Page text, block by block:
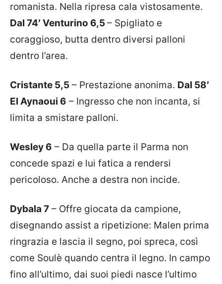
romanista. Nella ripresa cala vistosamente.
Dal 74′ Venturino 6,5– Spigliato e
coraggioso, butta dentro diversi palloni
dentro l’area.
Cristante 5,5 – Prestazione anonima. Dal 58′
El Aynaoui 6 – Ingresso che non incanta, si
limita a smistare palloni.
Wesley 6 – Da quella parte il Parma non
concede spazi e lui fatica a rendersi
pericoloso. Anche a destra non incide.
Dybala 7 – Offre giocata da campione,
disegnando assist a ripetizione: Malen prima
ringrazia e lascia il segno, poi spreca, così
come Soulè quando centra il legno. In campo
fino all’ultimo, dai suoi piedi nasce l’ultimo